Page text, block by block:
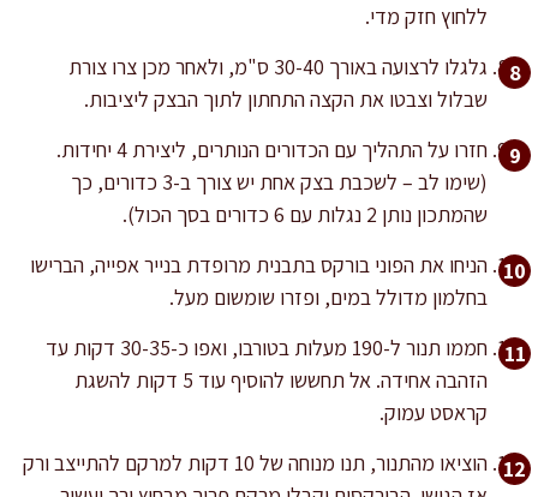
ללחוץ חזק מדי.
גלגלו לרצועה באורך 30-40 ס"מ, ולאחר מכן צרו צורת
שבלול וצבטו את הקצה התחתון לתוך הבצק ליציבות.
חזרו על התהליך עם הכדורים הנותרים, ליצירת 4 יחידות.
(שימו לב – לשכבת בצק אחת יש צורך ב-3 כדורים, כך
שהמתכון נותן 2 נגלות עם 6 כדורים בסך הכול).
הניחו את הפוני בורקס בתבנית מרופדת בנייר אפייה, הברישו
בחלמון מדולל במים, ופזרו שומשום מעל.
חממו תנור ל-190 מעלות בטורבו, ואפו כ-30-35 דקות עד
הזהבה אחידה. אל תחששו להוסיף עוד 5 דקות להשגת
קראסט עמוק.
הוציאו מהתנור, תנו מנוחה של 10 דקות למרקם להתייצב ורק